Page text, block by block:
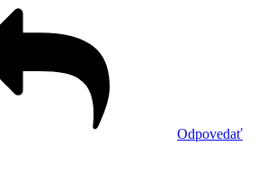
Odpovedať